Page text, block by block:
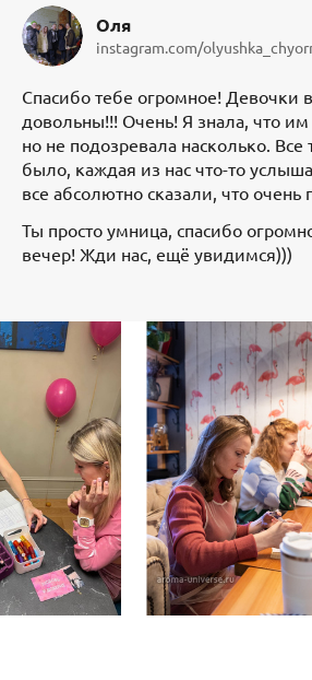
Оля
instagram.com/
Спасибо тебе огромное! Девочки
довольны!!! Очень! Я знала, что им
но не подозревала насколько. Все
было, каждая из нас что-то
все абсолютно сказали, что очень
Ты просто умница, спасибо
вечер! Жди нас, ещё увидимся)))